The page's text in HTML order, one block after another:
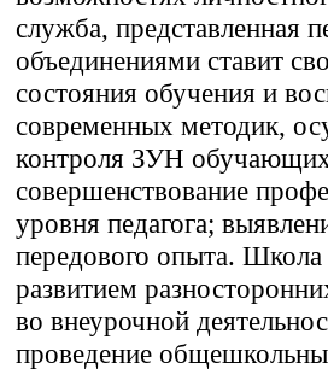
служба, представленная
объединениями ставит
состояния обучения и
современных методик,
контроля ЗУН
совершенствование
уровня педагога;
передового опыта. Школа
развитием
во внеурочной
проведение